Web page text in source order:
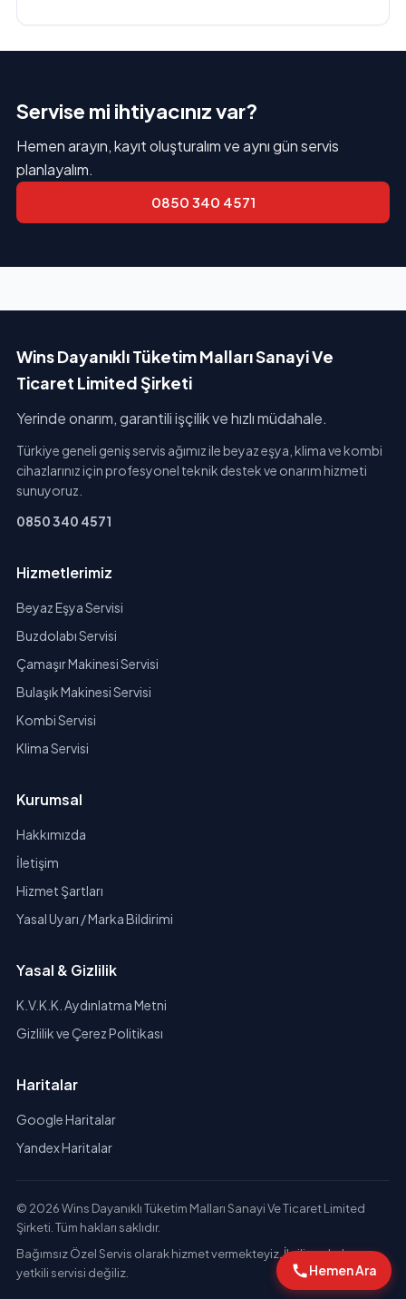
Servise mi ihtiyacınız var?
Hemen arayın, kayıt oluşturalım ve aynı gün servis
planlayalım.
0850 340 4571
Wins Dayanıklı Tüketim Malları Sanayi Ve
Ticaret Limited Şirketi
Yerinde onarım, garantili işçilik ve hızlı müdahale.
Türkiye geneli geniş servis ağımız ile beyaz eşya, klima ve kombi
cihazlarınız için profesyonel teknik destek ve onarım hizmeti
sunuyoruz.
0850 340 4571
Hizmetlerimiz
Beyaz Eşya Servisi
Buzdolabı Servisi
Çamaşır Makinesi Servisi
Bulaşık Makinesi Servisi
Kombi Servisi
Klima Servisi
Kurumsal
Hakkımızda
İletişim
Hizmet Şartları
Yasal Uyarı / Marka Bildirimi
Yasal & Gizlilik
K.V.K.K. Aydınlatma Metni
Gizlilik ve Çerez Politikası
Haritalar
Google Haritalar
Yandex Haritalar
© 2026 Wins Dayanıklı Tüketim Malları Sanayi Ve Ticaret Limited
Şirketi. Tüm hakları saklıdır.
Bağımsız Özel Servis olarak hizmet vermekteyiz. İlgili markaların
yetkili servisi değiliz.
Hemen Ara